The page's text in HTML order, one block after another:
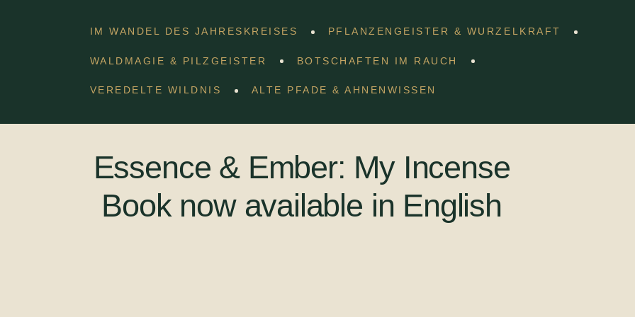
IM WANDEL DES JAHRESKREISES PFLANZENGEISTER & WURZELKRAFT
WALDMAGIE & PILZGEISTER BOTSCHAFTEN IM RAUCH
VEREDELTE WILDNIS ALTE PFADE & AHNENWISSEN
Essence & Ember: My Incense
Book now available in English